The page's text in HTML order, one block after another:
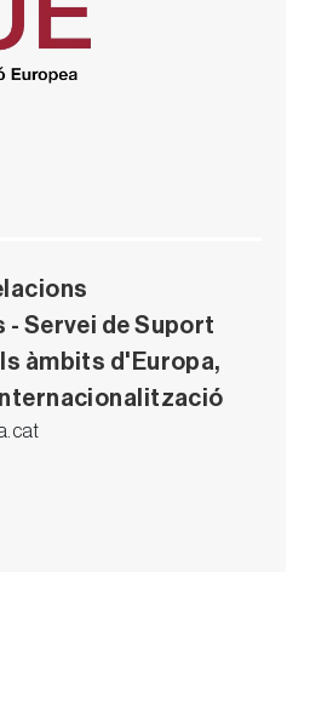
- Servei de Suport
àmbits d'Europa,